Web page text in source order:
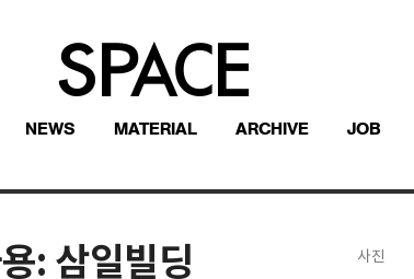
NEWS MATERIAL ARCHIVE
JOB
: 삼일빌딩
사진